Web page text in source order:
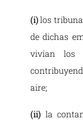
(i)los
de dichas
vivían los
aire;
(ii) la